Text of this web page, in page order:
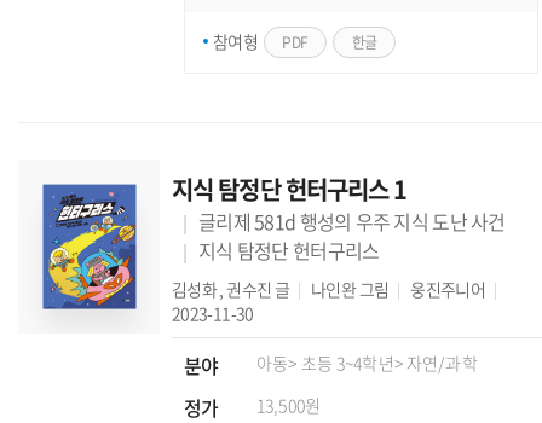
참여형 PDF 한글
지식 탐정단 헌터구리스 1
글리제 581d 행성의 우주 지식 도난 사건
지식 탐정단 헌터구리스
김성화,권수진 글 나인완그림
웅진주니어
2023-11-30
분야 아동> 초등 3~4학년> 자연/과학
정가 13,500원